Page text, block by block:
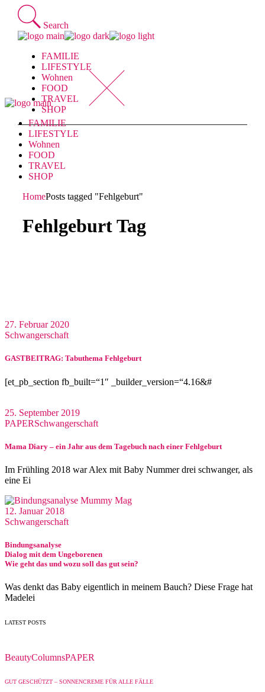
Skip
content
Search
FAMILIE
LIFESTYLE
Wohnen
FOOD
TRAVEL
SHOP
FAMILIE
LIFESTYLE
Wohnen
FOOD
TRAVEL
SHOP
HomePosts tagged "Fehlgeburt"
Fehlgeburt Tag
27. Februar 2020
Schwangerschaft
GASTBEITRAG: Tabuthema Fehlgeburt
[et_pb_section fb_built=“1″ _builder_version=“4.16&#
25. September 2019
PAPERSchwangerschaft
Mama Diary – ein Jahr aus dem Tagebuch nach einer Fehlgeburt
Im Frühling 2018 war Alex mit Baby Nummer drei schwanger, als
eine Ei
12. Januar 2018
Schwangerschaft
Bindungsanalyse
Dialog mit dem Ungeborenen
Wie geht das und wozu soll das gut sein?
Was denkt das Baby eigentlich in meinem Bauch? Diese Frage hat
Madelei
LATEST POSTS
BeautyColumnsPAPER
GUT GESCHÜTZT – SONNENCREME FÜR ALLE FÄLLE